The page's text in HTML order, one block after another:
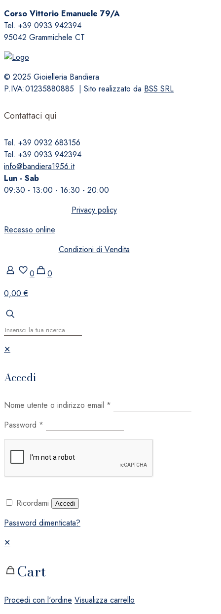
Corso Vittorio Emanuele 79/A
Tel. +39 0933 942394
95042 Grammichele CT
© 2025 Gioielleria Bandiera
P.IVA:01235880885 | Sito realizzato da BSS SRL
Contattaci qui
Tel. +39 0932 683156
Tel. +39 0933 942394
info@bandiera1956.it
Lun - Sab
09:30 - 13:00 - 16:30 - 20:00
Privacy policy
Recesso online
Condizioni di Vendita
0
0
0,00 €
✕
Accedi
Nome utente o indirizzo email *
Password *
Ricordami Accedi
Password dimenticata?
✕
Cart
Procedi con l'ordine Visualizza carrello